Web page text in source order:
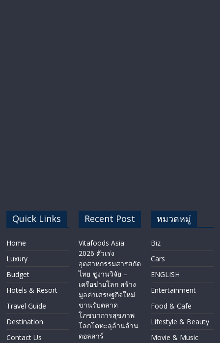
Quick Links
Home
Luxury
Budget
Hotels & Resort
Travel Guide
Destination
Contact Us
Recent Post
Vitafoods Asia
2026 ตัวเร่ง
อุตสาหกรรมสารสกัด
ไทย ชูงานวิจัย –
เครือข่ายโลก สร้าง
มูลค่าเศรษฐกิจใหม่
ขานรับตลาด
โภชนาการสุขภาพ
โลกโตทะลุล้านล้าน
ดอลลาร์
หมวดหมู่
Biz
Cars
ENGLISH​
Entertainment
Food & Cafe
Lifestyle & Beauty
Movie & Music